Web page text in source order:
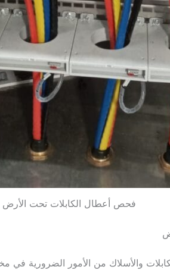
فحص أعطال الكابلات تحت الأرض
والأسلاك من الأمور الضرورية في